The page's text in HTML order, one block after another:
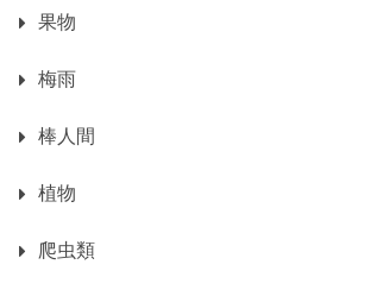
果物
梅雨
棒人間
植物
爬虫類